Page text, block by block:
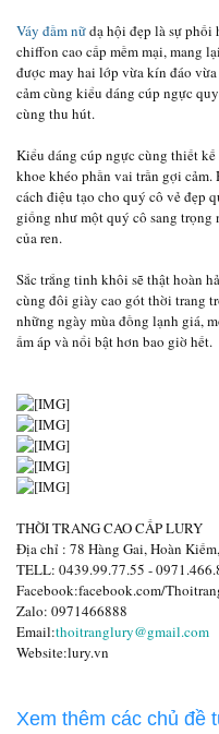
Váy đầm nữdạ hội đẹp là sự phối
chiffon cao cấp mềm mại, mang
được may hai lớp vừa kín đáo
cảm cùng kiểu dáng cúp ngực
cùng thu hút.
Kiểu dáng cúp ngực cùng thiết
khoe khéo phần vai trần gợi
cách điệu tạo cho quý cô vẻ đẹp
giống như một quý cô sang
của ren.
Sắc trắng tinh khôi sẽ thật hoàn
cùng đôi giày cao gót thời trang
những ngày mùa đồng lạnh giá,
ấm áp và nổi bật hơn bao giờ hết.
THỜI TRANG CAO CẤP LURY
Địa chỉ : 78 Hàng Gai, Hoàn
TELL: 0439.99.77.55 -
Facebook:facebook.com/
Zalo: 0971466888
Email:thoitranglury@gmail.com
Website:lury.vn
Xem thêm các chủ đề